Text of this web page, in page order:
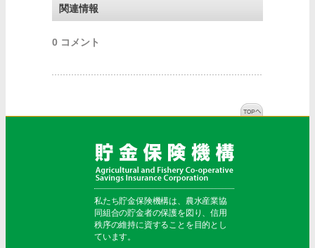
関連情報
0 コメント
私たち貯金保険機構は、農水産業協
同組合の貯金者の保護を図り、信用
秩序の維持に資することを目的とし
ています。